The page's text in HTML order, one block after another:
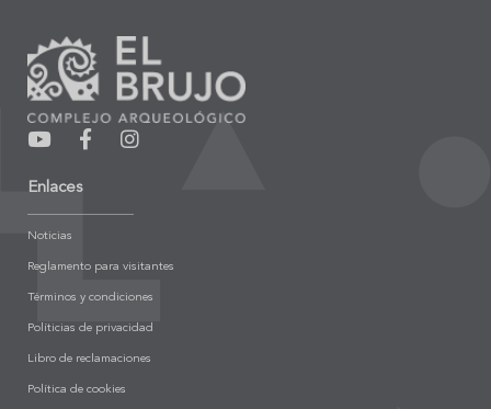
Enlaces
Noticias
Reglamento para visitantes
Términos y condiciones
Políticias de privacidad
Libro de reclamaciones
Política de cookies